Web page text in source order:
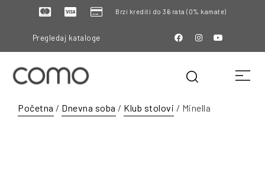
Brzi krediti do 36 rata (0% kamate)
Pregledaj kataloge
Početna / Dnevna soba / Klub stolovi / Minella